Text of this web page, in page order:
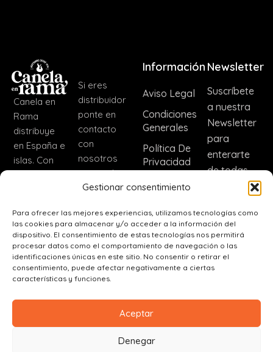
Gestionar consentimiento
Para ofrecer las mejores experiencias, utilizamos tecnologías como
las cookies para almacenar y/o acceder a la información del
dispositivo. El consentimiento de estas tecnologías nos permitirá
procesar datos como el comportamiento de navegación o las
identificaciones únicas en este sitio. No consentir o retirar el
consentimiento, puede afectar negativamente a ciertas
características y funciones.
Aceptar
Denegar
Canela en
Rama
distribuye
en España e
islas. Con
fuera de
España
(+34)
625 80
47 98
Si eres
distribuidor
ponte en
contacto
con
nosotros
para incluir
nuestros
Dirección
C. Real, 56,
45110
Ajofrín,
Información
Aviso Legal
Condiciones
Generales
Política De
Privacidad
Política De
Newsletter
Suscríbete
a nuestra
Newsletter
para
enterarte
de todas
las noticias
empresa.